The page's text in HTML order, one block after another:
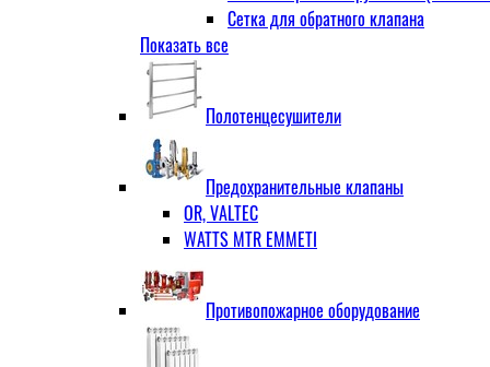
ВВ
ВН
Удлинитель потока для радиатора
Сетка для обратного клапана
VALTEC
АДЛ
RD30 Корпус/диск - чугун РN16 (Тмакс
ЧАЗ (двухдисковые)
Показать все
Полотенцесушители
Предохранительные клапаны
OR, VALTEC
WATTS MTR EMMETI
Противопожарное оборудование